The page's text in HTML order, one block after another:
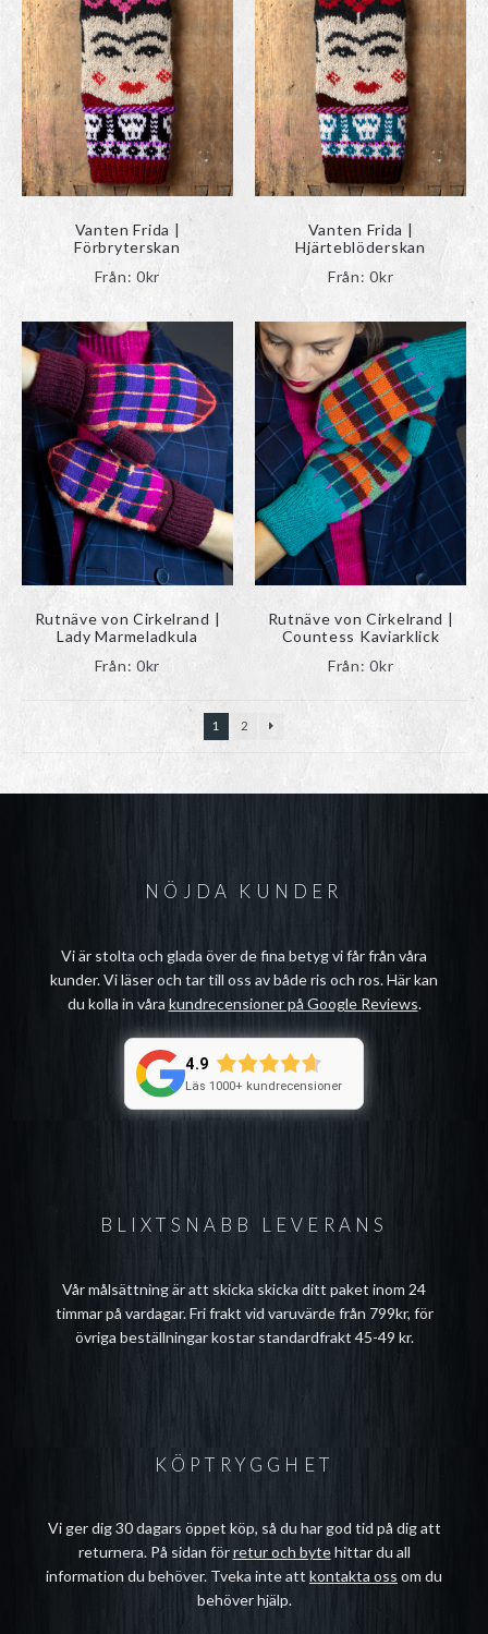
Vanten Frida |
Förbryterskan
Från: 0kr
Vanten Frida |
Hjärteblöderskan
Från:0kr
Rutnäve von Cirkelrand |
Lady Marmeladkula
Från: 0kr
Rutnäve von Cirkelrand |
Countess Kaviarklick
Från:0kr
1 2
BLIXTSNABB LEVERANS
Vår målsättning är att skicka skicka ditt paket inom 24
timmar på vardagar. Fri frakt vid varuvärde från 799kr, för
övriga beställningar kostar standardfrakt 45-49 kr.
NÖJDA KUNDER
Vi är stolta och glada över de fina betyg vi får från våra
kunder. Vi läser och tar till oss av både ris och ros. Här kan
du kolla in våra kundrecensioner på Google Reviews.
4.9
Läs 1000+ kundrecensioner
KÖPTRYGGHET
Vi ger dig 30 dagars öppet köp, så du har god tid på dig att
returnera. På sidan förretur och bytehittar du all
information du behöver. Tveka inte att kontakta oss om du
behöver hjälp.